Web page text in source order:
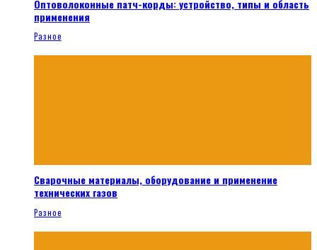
Оптоволоконные патч-корды: устройство, типы и область
применения
Разное
Сварочные материалы, оборудование и применение
технических газов
Разное